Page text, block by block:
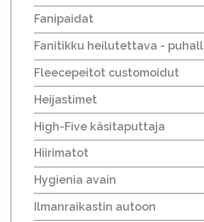
Fanipaidat
Fanitikku heilutettava -
Fleecepeitot customoidut
Heijastimet
High-Five käsitaputtaja
Hiirimatot
Hygienia avain
Ilmanraikastin autoon